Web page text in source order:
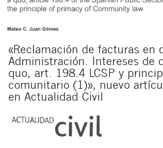
«Reclamación de facturas en
Administración. Intereses de
quo, art. 198.4 LCSP y
comunitario (1)», nuevo
en Actualidad Civil